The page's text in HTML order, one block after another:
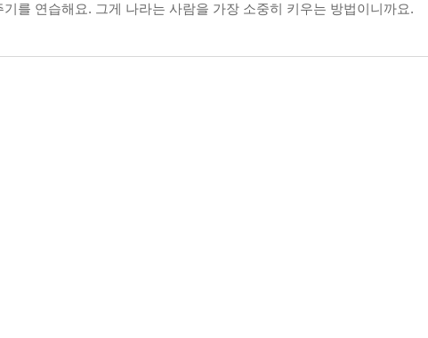
를 연습해요. 그게 나라는 사람을 가장 소중히 키우는 방법이니까요.